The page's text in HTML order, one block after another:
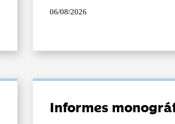
06/08/2026
Informes